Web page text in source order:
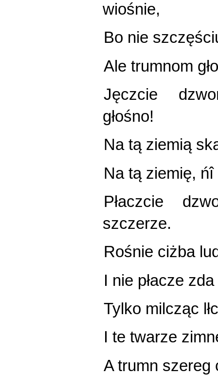
wiośnie,
Bo nie
Ale trumnom
Jęczcie
głośno!
Na tą ziemią
Na tą ziemię,
Płaczcie
szczerze.
Rośnie ciżba
I nie płacze
Tylko milcząc
I te twarze
A trumn szereg